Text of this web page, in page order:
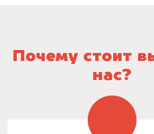
Почему стоит
нас?